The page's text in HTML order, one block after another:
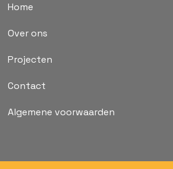
Home
Over ons
Projecten
Contact
Algemene voorwaarden